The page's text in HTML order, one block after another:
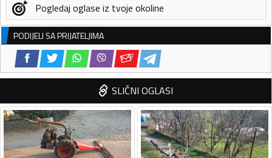
Pogledaj oglase iz tvoje okoline
PODIJELI SA PRIJATELJIMA
SLIČNI OGLASI